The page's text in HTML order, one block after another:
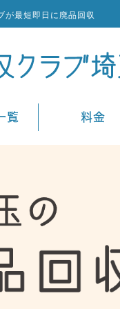
が最短即日に廃品回収
覧 料金